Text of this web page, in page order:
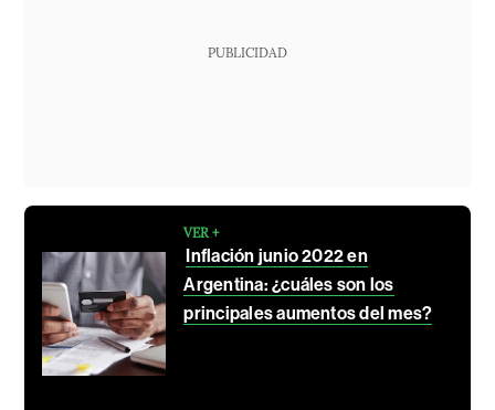
PUBLICIDAD
VER +
Inflación junio 2022 en
Argentina: ¿cuáles son los
principales aumentos del mes?